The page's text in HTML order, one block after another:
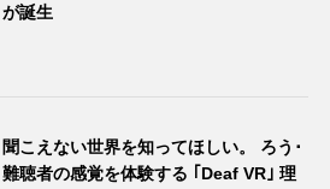
が誕生
聞こえない世界を知ってほしい。 ろう･
難聴者の感覚を体験する ｢Deaf VR｣ 理